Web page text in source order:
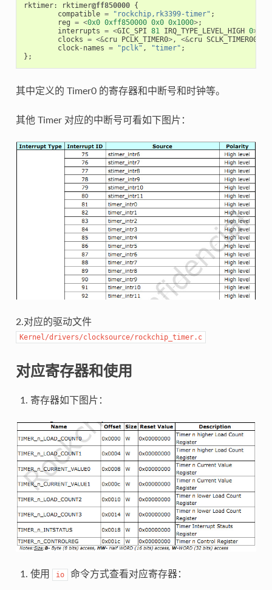
rktimer: rktimer@ff850000 {
compatible = "rockchip,rk3399-timer" ;
reg = <0x0 0xff850000 0x0 0x1000>;
interrupts = <GIC_SPI 81 IRQ_TYPE_LEVEL_HIGH 0>
clocks = <&cru PCLK_TIMER0>, <&cru SCLK_TIMER00
clock- names = "pclk" , "timer" ;
};
其中定义的 Timer0 的寄存器和中断号和时钟等。
其他 Timer 对应的中断号可看如下图片：
2.对应的驱动文件
Kernel/drivers/clocksource/rockchip_timer.c
对应寄存器和使用
寄存器如下图片：
使用 io 命令方式查看对应寄存器：